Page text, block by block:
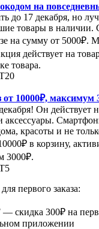
на
до 17 декабря, но
товары в
на сумму от 5000₽.
действует на
товара.
от 10000₽, максимум
Он действует
аксессуары.
красоты и не
в корзину,
3000₽.
первого заказа:
скидка 300₽ на
приложении